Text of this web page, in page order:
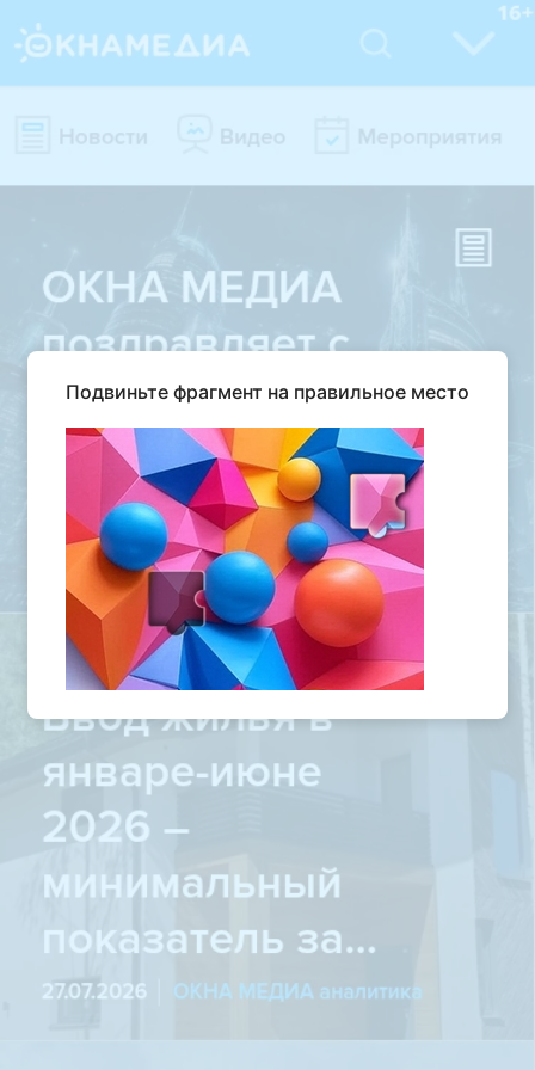
Подвиньте фрагмент на правильное место